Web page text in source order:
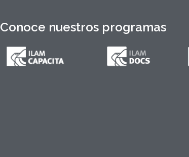
Conoce nuestros programas